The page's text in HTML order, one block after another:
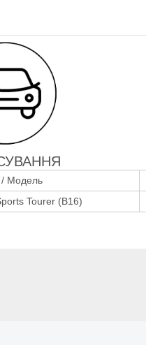
Модель
Tourer (B16)